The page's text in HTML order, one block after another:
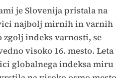
je Slovenija pristala na
najbolj mirnih in varnih
zgolj indeks varnosti, se
visoko 16. mesto. Leta
globalnega indeksa miru